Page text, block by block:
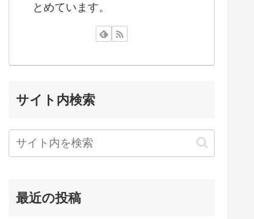
とめています。
サイト内検索
最近の投稿